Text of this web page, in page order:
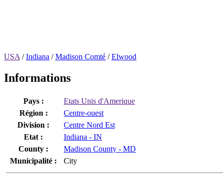
USA /Indiana /Madison Comté /Elwood
Informations
Pays :
Etats Unis d'Amerique
Région :
Centre-ouest
Division :
Centre Nord Est
Etat :
Indiana - IN
County :
Madison County - MD
Municipalité :
City